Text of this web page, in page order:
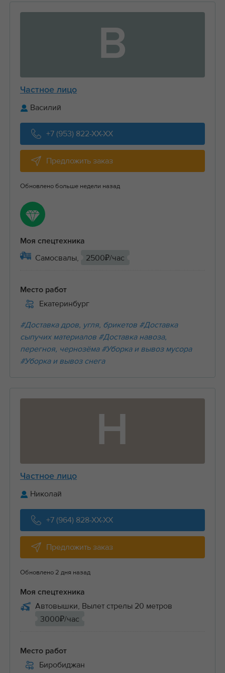
В
Частное лицо
Василий
+7 (953) 822-XX-XX
Предложить заказ
Обновлено больше недели назад
Моя спецтехника
Самосвалы, 2500₽/час
Место работ
Екатеринбург
#Доставка дров, угля, брикетов #Доставка
сыпучих материалов #Доставка навоза,
перегноя, чернозёма #Уборка и вывоз мусора
#Уборка и вывоз снега
Н
Частное лицо
Николай
+7 (964) 828-XX-XX
Предложить заказ
Обновлено 2 дня назад
Моя спецтехника
Автовышки, Вылет стрелы 20 метров
3000₽/час
Место работ
Биробиджан